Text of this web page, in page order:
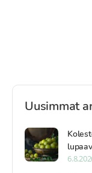
Uusimmat